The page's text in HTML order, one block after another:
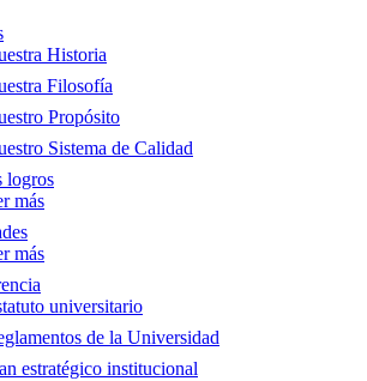
Historia
Filosofía
Propósito
Sistema de Calidad
logros
más
más
universitario
de la Universidad
estratégico institucional